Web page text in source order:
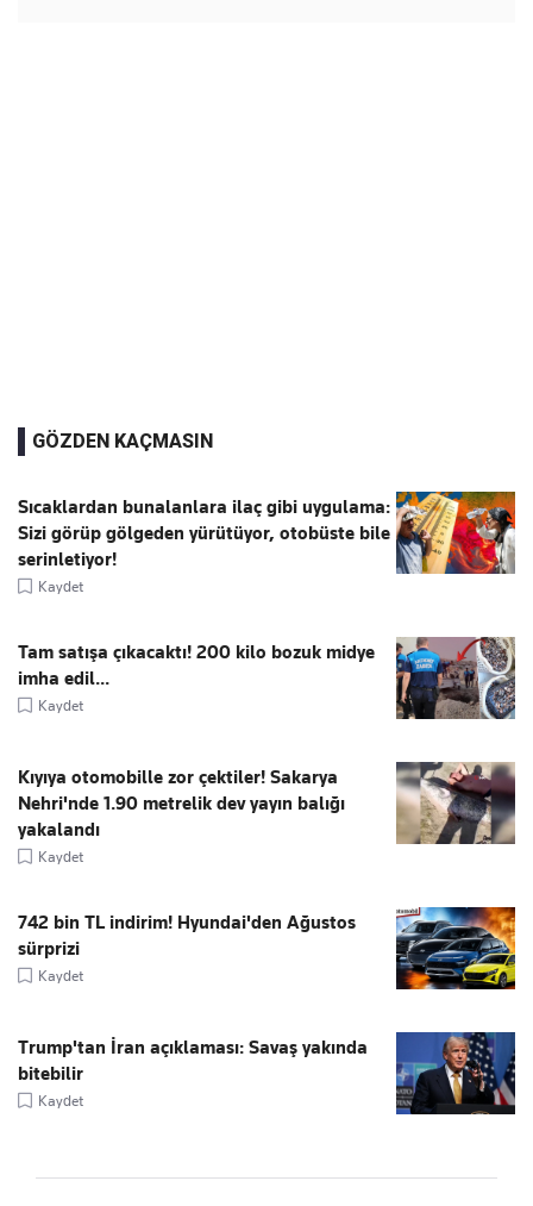
GÖZDEN KAÇMASIN
Sıcaklardan bunalanlara ilaç gibi uygulama:
Sizi görüp gölgeden yürütüyor, otobüste bile
serinletiyor!
Kaydet
Tam satışa çıkacaktı! 200 kilo bozuk midye
imha edil...
Kaydet
Kıyıya otomobille zor çektiler! Sakarya
Nehri'nde 1.90 metrelik dev yayın balığı
yakalandı
Kaydet
742 bin TL indirim! Hyundai'den Ağustos
sürprizi
Kaydet
Trump'tan İran açıklaması: Savaş yakında
bitebilir
Kaydet